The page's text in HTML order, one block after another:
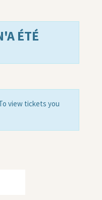
ÉTÉ
view tickets you